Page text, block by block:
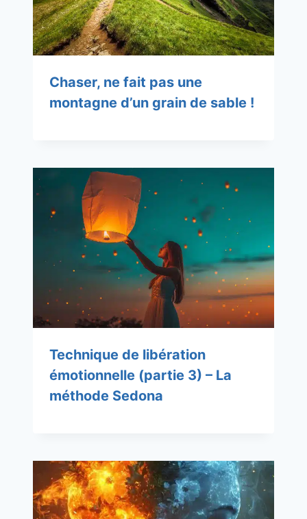
Chaser, ne fait pas une
montagne d’un grain de sable !
Technique de libération
émotionnelle (partie 3) – La
méthode Sedona